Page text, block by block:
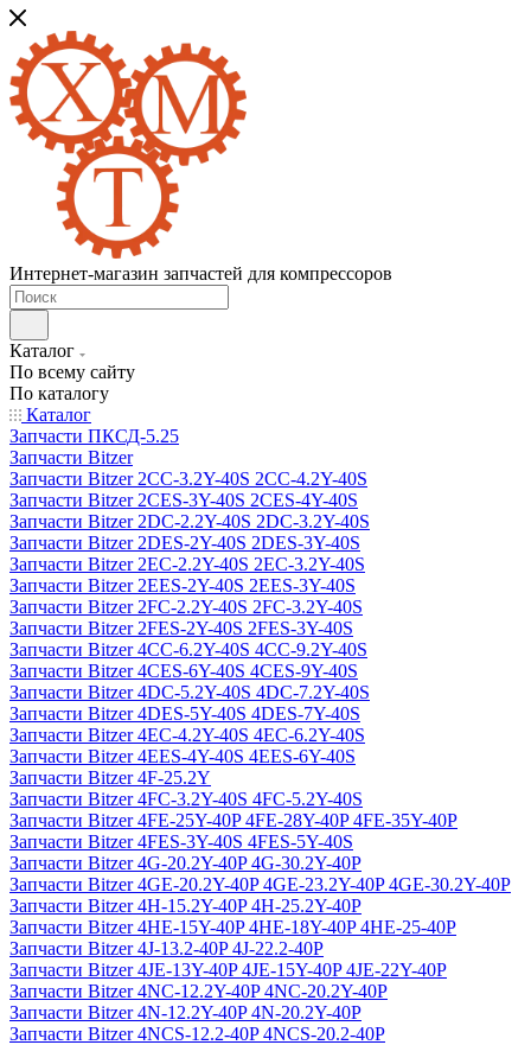
Интернет-магазин запчастей для компрессоров
Каталог
По всему сайту
По каталогу
Каталог
Запчасти ПКСД-5.25
Запчасти Bitzer
Запчасти Bitzer 2CC-3.2Y-40S 2CC-4.2Y-40S
Запчасти Bitzer 2CES-3Y-40S 2CES-4Y-40S
Запчасти Bitzer 2DC-2.2Y-40S 2DC-3.2Y-40S
Запчасти Bitzer 2DES-2Y-40S 2DES-3Y-40S
Запчасти Bitzer 2EC-2.2Y-40S 2EC-3.2Y-40S
Запчасти Bitzer 2EES-2Y-40S 2EES-3Y-40S
Запчасти Bitzer 2FC-2.2Y-40S 2FC-3.2Y-40S
Запчасти Bitzer 2FES-2Y-40S 2FES-3Y-40S
Запчасти Bitzer 4CC-6.2Y-40S 4CC-9.2Y-40S
Запчасти Bitzer 4CES-6Y-40S 4CES-9Y-40S
Запчасти Bitzer 4DC-5.2Y-40S 4DC-7.2Y-40S
Запчасти Bitzer 4DES-5Y-40S 4DES-7Y-40S
Запчасти Bitzer 4EC-4.2Y-40S 4EC-6.2Y-40S
Запчасти Bitzer 4EES-4Y-40S 4EES-6Y-40S
Запчасти Bitzer 4F-25.2Y
Запчасти Bitzer 4FC-3.2Y-40S 4FC-5.2Y-40S
Запчасти Bitzer 4FE-25Y-40P 4FE-28Y-40P 4FE-35Y-40P
Запчасти Bitzer 4FES-3Y-40S 4FES-5Y-40S
Запчасти Bitzer 4G-20.2Y-40P 4G-30.2Y-40P
Запчасти Bitzer 4GE-20.2Y-40P 4GE-23.2Y-40P 4GE-30.2Y-40P
Запчасти Bitzer 4H-15.2Y-40P 4H-25.2Y-40P
Запчасти Bitzer 4HE-15Y-40P 4HE-18Y-40P 4HE-25-40P
Запчасти Bitzer 4J‐13.2-40P 4J‐22.2-40P
Запчасти Bitzer 4JE-13Y-40P 4JE-15Y-40P 4JE-22Y-40P
Запчасти Bitzer 4NC-12.2Y-40P 4NC-20.2Y-40P
Запчасти Bitzer 4N-12.2Y-40P 4N-20.2Y-40P
Запчасти Bitzer 4NCS-12.2-40P 4NCS-20.2-40P